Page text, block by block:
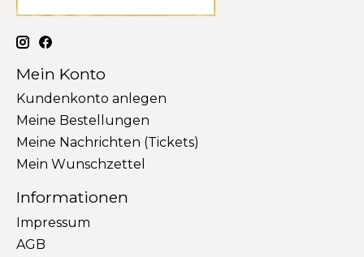
Mein Konto
Kundenkonto anlegen
Meine Bestellungen
Meine Nachrichten (Tickets)
Mein Wunschzettel
Informationen
Impressum
AGB